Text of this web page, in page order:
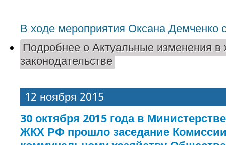
В ходе мероприятия Оксана Демченко
Подробнее о Актуальные изменения
законодательстве
12 ноября 2015
30 октября 2015 года в
ЖКХ РФ прошло заседание